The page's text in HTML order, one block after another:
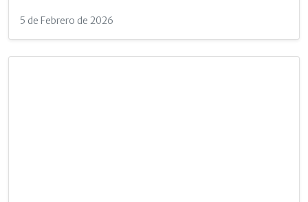
5 de Febrero de 2026